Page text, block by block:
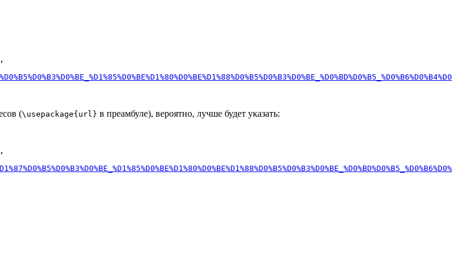
(\usepackage{url} в преамбуле), вероятно, лучше будет указать: